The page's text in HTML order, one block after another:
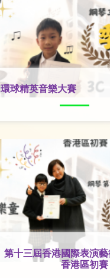
環球精英音樂大賽
第十三屆香港國際表演
香港區初賽